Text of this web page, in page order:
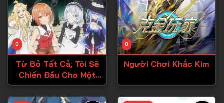
Tập 34
Tập 35
Tập 36
Tập 38
Tập 39
0
Từ Bỏ Tất Cả, Tôi Sẽ
Chiến Đấu Cho Một
Cuộc Sống Bình
Thường Với Tình Yêu
0
Người Chơi Khắc Kim